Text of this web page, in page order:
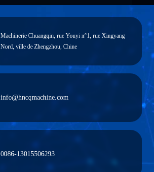
Machinerie Chuangqin, rue Youyi n°1, rue Xingyang
Nord, ville de Zhengzhou, Chine
info@hncqmachine.com
0086-13015506293